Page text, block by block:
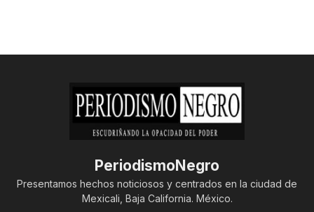
PeriodismoNegro
Presentamos hechos noticiosos y centrados en la ciudad de
Mexicali, Baja California. México.